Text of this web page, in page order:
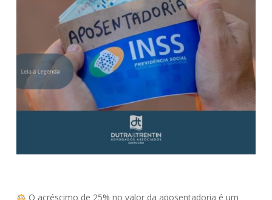
O acréscimo de 25% no valor da aposentadoria é um